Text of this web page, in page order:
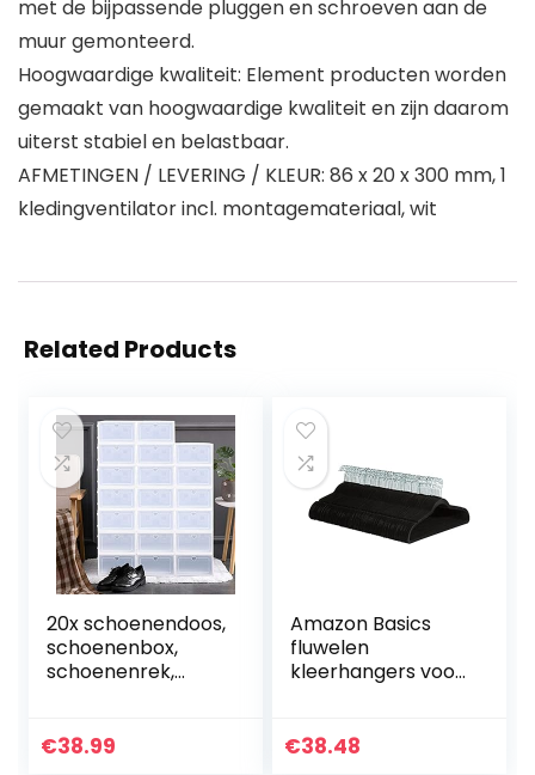
met de bijpassende pluggen en schroeven aan de
muur gemonteerd.
Hoogwaardige kwaliteit: Element producten worden
gemaakt van hoogwaardige kwaliteit en zijn daarom
uiterst stabiel en belastbaar.
AFMETINGEN / LEVERING / KLEUR: 86 x 20 x 300 mm, 1
kledingventilator incl. montagemateriaal, wit
Related Products
20x schoenendoos,
schoenenbox,
schoenenrek,
deksel, 33 x 23 x 14
€38.99
Amazon Basics
fluwelen
kleerhangers voor
stuks (Zwart)
€38.48